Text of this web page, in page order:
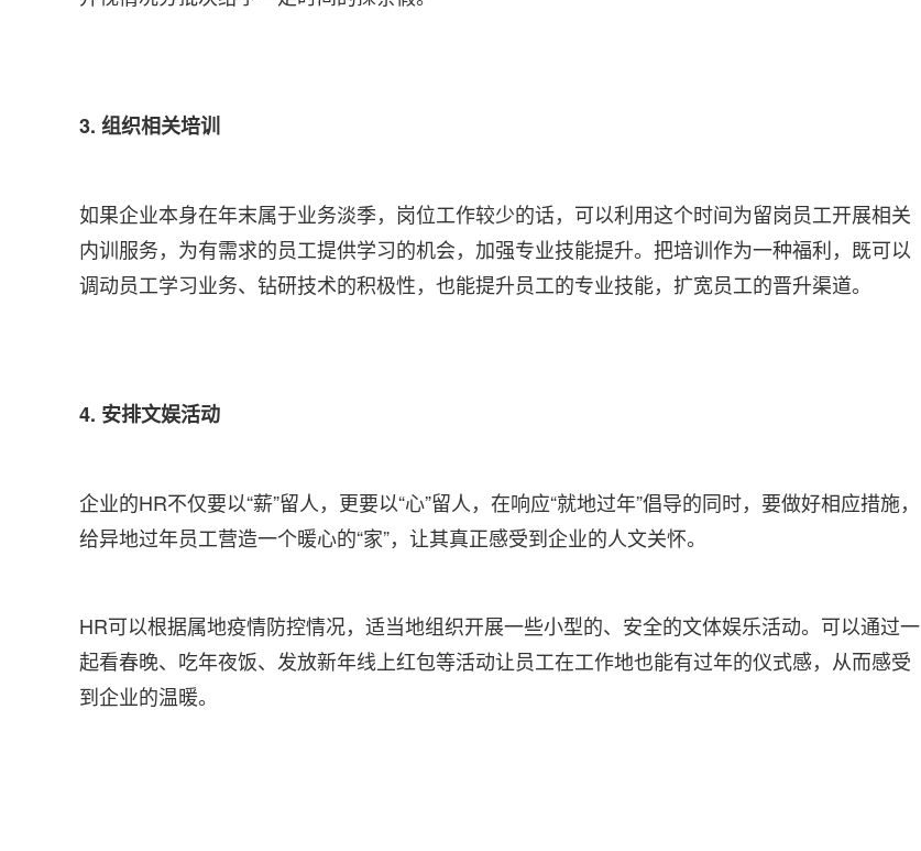
3. 组织相关培训
如果企业本身在年末属于业务淡季，岗位工作较少的话，可以利用这个时间为留岗员工开展相关
内训服务，为有需求的员工提供学习的机会，加强专业技能提升。把培训作为一种福利，既可以
调动员工学习业务、钻研技术的积极性，也能提升员工的专业技能，扩宽员工的晋升渠道。
4. 安排文娱活动
企业的HR不仅要以“薪”留人，更要以“心”留人，在响应“就地过年”倡导的同时，要做好相应措施，
给异地过年员工营造一个暖心的“家”，让其真正感受到企业的人文关怀。
HR可以根据属地疫情防控情况，适当地组织开展一些小型的、安全的文体娱乐活动。可以通过一
起看春晚、吃年夜饭、发放新年线上红包等活动让员工在工作地也能有过年的仪式感，从而感受
到企业的温暖。